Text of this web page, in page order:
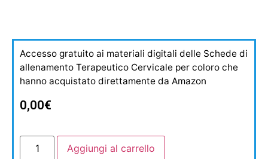
Accesso gratuito ai materiali digitali delle Schede di
allenamento Terapeutico Cervicale per coloro che
hanno acquistato direttamente da Amazon
0,00€
Aggiungi al carrello